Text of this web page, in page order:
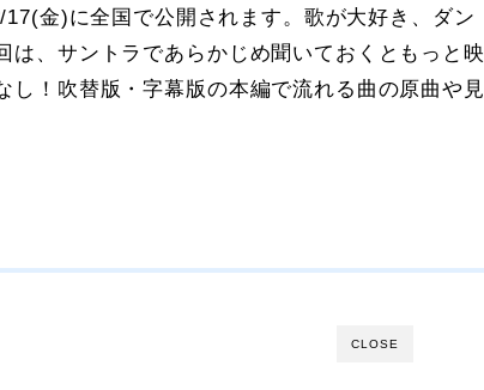
金)に全国で公開されます。歌が大好き、ダン
は、サントラであらかじめ聞いておくともっと映
し！吹替版・字幕版の本編で流れる曲の原曲や見
CLOSE